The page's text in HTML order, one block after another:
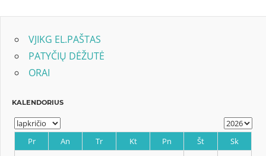
VJIKG EL.PAŠTAS
PATYČIŲ DĖŽUTĖ
ORAI